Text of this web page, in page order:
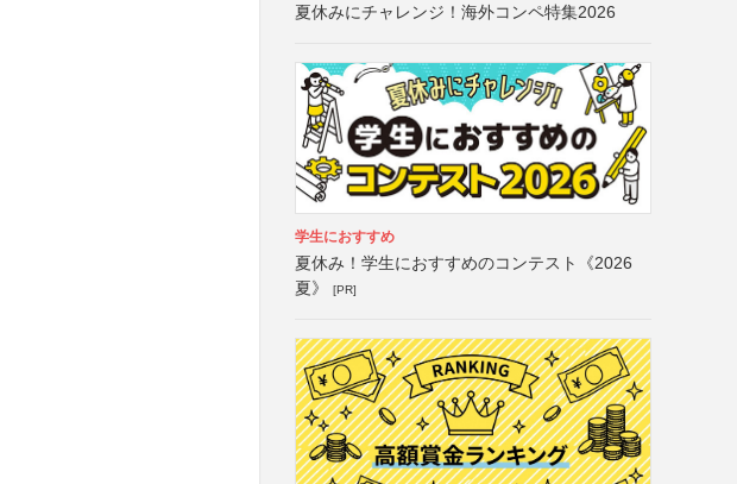
夏休みにチャレンジ！海外コンペ特集2026
学生におすすめ
夏休み！学生におすすめのコンテスト《2026
夏》
[PR]